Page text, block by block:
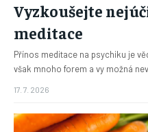
Vyzkoušejte
meditace
Přínos meditace na psychiku je
však mnoho forem a vy možná
17. 7. 2026